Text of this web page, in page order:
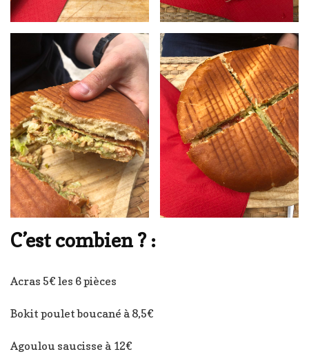
C’est combien ? :
Acras 5€ les 6 pièces
Bokit poulet boucané à 8,5€
Agoulou saucisse à 12€